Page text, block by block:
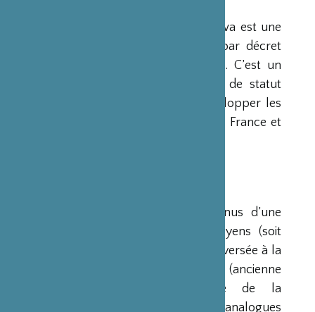
La Fondation Franco-Japonaise Sasakawa est une
fondation reconnue d’utilité publique par décret
du Premier Ministre du 23 mars 1990. C’est un
organisme privé, sans but lucratif et de statut
français, qui a pour mission de « développer les
relations culturelles et d’amitié entre la France et
Ses ressources proviennent des revenus d’une
dotation initiale de trois milliards de yens (soit
environ 20 millions d’euros à l’époque) versée à la
France par la Fondation Nippon (ancienne
Fondation de l’Industrie Japonaise de la
Construction Navale). Des institutions analogues